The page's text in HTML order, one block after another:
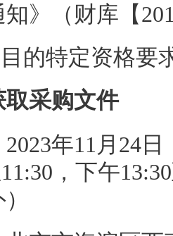
知》（财库【
的特定资格要
取采购文件
年11月24
，下午